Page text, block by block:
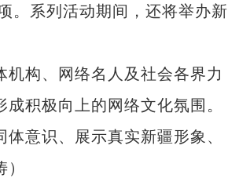
系列活动期间，还将举办新
构、网络名人及社会各界力
积极向上的网络文化氛围。
意识、展示真实新疆形象、